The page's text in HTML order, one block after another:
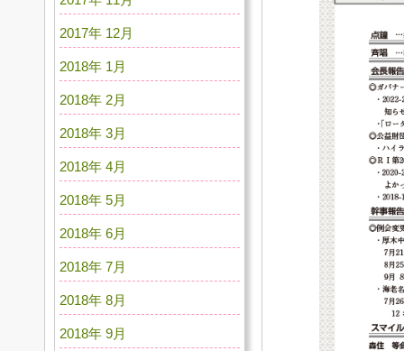
2017年 12月
2018年 1月
2018年 2月
2018年 3月
2018年 4月
2018年 5月
2018年 6月
2018年 7月
2018年 8月
2018年 9月